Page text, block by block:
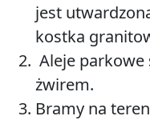
jest
kostka
Aleje
żwirem.
Bramy na